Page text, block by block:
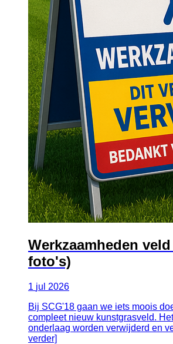
Werkzaamheden
foto's)
1 jul 2026
Bij SCG'18 gaan we iets moois
compleet nieuw kunstgrasveld.
onderlaag worden verwijderd en
verder]